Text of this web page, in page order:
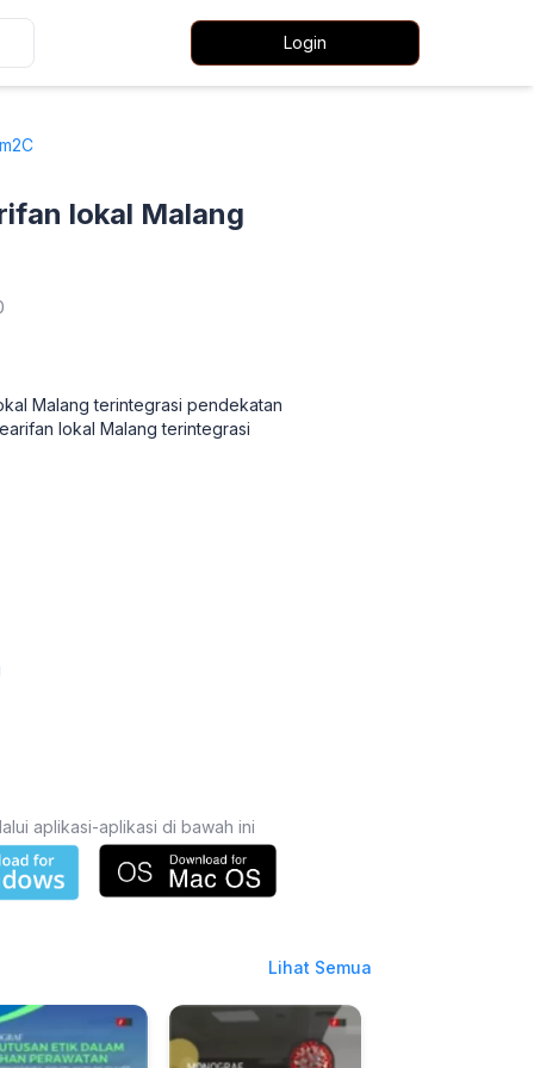
Login
lokal Malang
Malang terintegrasi pendekatan
lokal Malang terintegrasi
aplikasi-aplikasi di bawah ini
Lihat Semua